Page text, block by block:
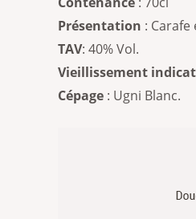
Présentation : Carafe
TAV: 40% Vol.
Vieillissement
Cépage : Ugni Blanc.